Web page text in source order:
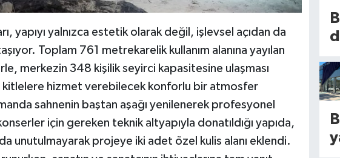
yapıyı yalnızca estetik olarak değil, işlevsel açıdan da
Toplam 761 metrekarelik kullanım alanına yayılan
merkezin 348 kişilik seyirci kapasitesine ulaşması
kitlelere hizmet verebilecek konforlu bir atmosfer
sahnenin baştan aşağı yenilenerek profesyonel
için gereken teknik altyapıyla donatıldığı yapıda,
da unutulmayarak projeye iki adet özel kulis alanı eklendi.
ığı
a